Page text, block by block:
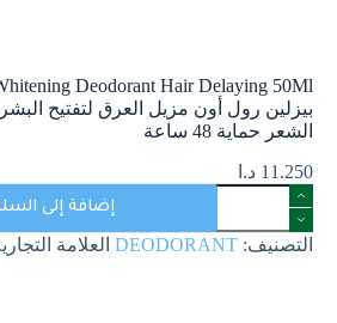
بيزلين رول أون مزيل العرق لتفتيح
الشعر حماية 48 ساعة
11.250 د.ا
إضافة إلى
التصنيف: DEODORANT العلامة